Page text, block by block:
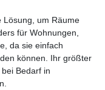
Lösung, um Räume
für Wohnungen,
da sie einfach
können. Ihr größter
Bedarf in